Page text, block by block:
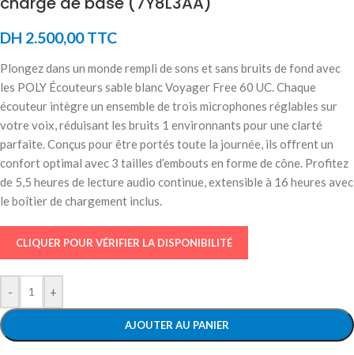
DH 2.500,00TTC
Plongez dans un monde rempli de sons et sans bruits de fond avec
les POLY Écouteurs sable blanc Voyager Free 60 UC. Chaque
écouteur intègre un ensemble de trois microphones réglables sur
votre voix, réduisant les bruits 1 environnants pour une clarté
parfaite. Conçus pour être portés toute la journée, ils offrent un
confort optimal avec 3 tailles d’embouts en forme de cône. Profitez
de 5,5 heures de lecture audio continue, extensible à 16 heures avec
le boîtier de chargement inclus.
CLIQUER POUR VÉRIFIER LA DISPONIBILITÉ
- +
AJOUTER AU PANIER